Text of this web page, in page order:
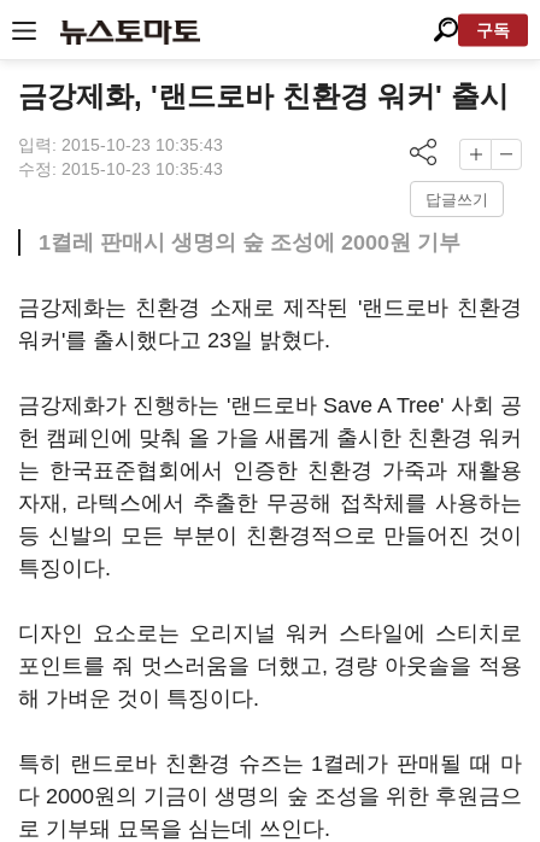
구독
금강제화, '랜드로바 친환경 워커' 출시
입력: 2015-10-23 10:35:43
수정: 2015-10-23 10:35:43
답글쓰기
1켤레 판매시 생명의 숲 조성에 2000원 기부
금강제화는 친환경 소재로 제작된 '랜드로바 친환경
워커'를 출시했다고 23일 밝혔다.
금강제화가 진행하는 '랜드로바 Save A Tree' 사회 공
헌 캠페인에 맞춰 올 가을 새롭게 출시한 친환경 워커
는 한국표준협회에서 인증한 친환경 가죽과 재활용
자재, 라텍스에서 추출한 무공해 접착체를 사용하는
등 신발의 모든 부분이 친환경적으로 만들어진 것이
특징이다.
디자인 요소로는 오리지널 워커 스타일에 스티치로
포인트를 줘 멋스러움을 더했고, 경량 아웃솔을 적용
해 가벼운 것이 특징이다.
특히 랜드로바 친환경 슈즈는 1켤레가 판매될 때 마
다 2000원의 기금이 생명의 숲 조성을 위한 후원금으
로 기부돼 묘목을 심는데 쓰인다.